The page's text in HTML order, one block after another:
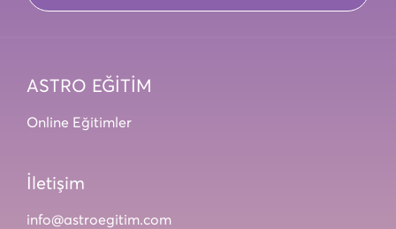
ASTRO EĞİTİM
Online Eğitimler
İletişim
info@astroegitim.com